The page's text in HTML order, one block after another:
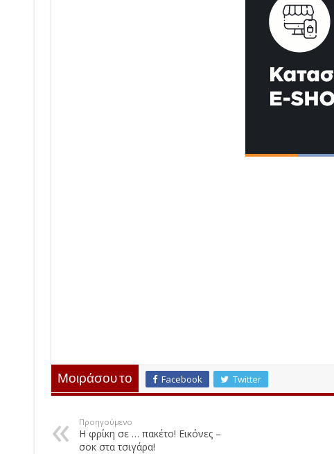
Μοιράσου το Facebook Twitter
Προηγούμενο
Η φρίκη σε … πακέτο! Εικόνες –
σοκ στα τσιγάρα!